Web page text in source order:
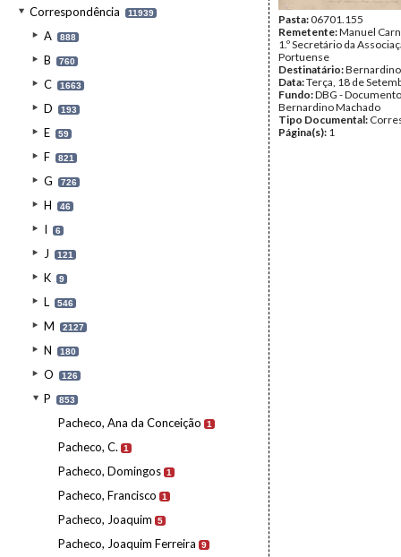
Correspondência 11939
A 888
B 760
C 1663
D 193
E 59
F 821
G 726
H 46
I 6
J 121
K 9
L 546
M 2127
N 180
O 126
P 853
Pacheco, Ana da Conceição 1
Pacheco, C. 1
Pacheco, Domingos 1
Pacheco, Francisco 1
Pacheco, Joaquim 5
Pacheco, Joaquim Ferreira 9
Pasta:06701.155
Remetente:Manuel
1.º Secretário da
Portuense
Destinatário:
Data:Terça, 18 de
Fundo:DBG -
Bernardino Machado
Tipo Documental:
Página(s): 1